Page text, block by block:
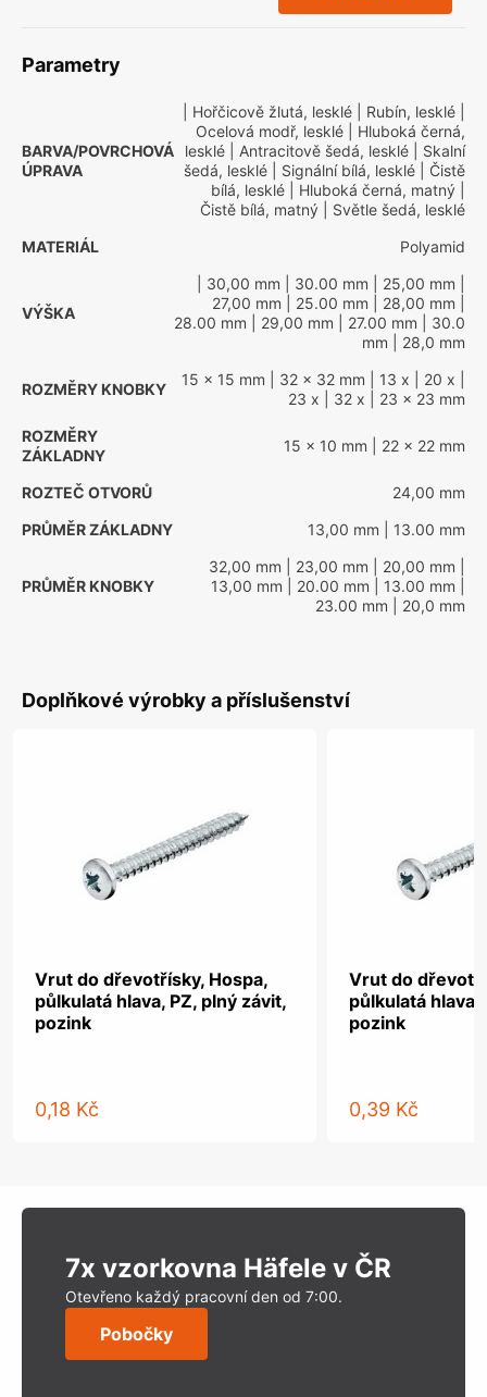
Parametry
BARVA/POVRCHOVÁ
ÚPRAVA
| Hořčicově žlutá, lesklé | Rubín, lesklé
Ocelová modř, lesklé | Hluboká černá,
lesklé | Antracitově šedá, lesklé | Skalní
šedá, lesklé | Signální bílá, lesklé | Čistě
bílá, lesklé | Hluboká černá, matný
Čistě bílá, matný | Světle šedá, lesklé
MATERIÁL
Polyamid
VÝŠKA
| 30,00 mm | 30.00 mm | 25,00 mm
27,00 mm | 25.00 mm | 28,00 mm
28.00 mm | 29,00 mm | 27.00 mm | 30.0
mm | 28,0 mm
ROZMĚRY KNOBKY
15 x 15 mm | 32 x 32 mm | 13 x | 20 x
23 x | 32 x | 23 x 23 mm
ROZMĚRY
ZÁKLADNY
15 x 10 mm | 22 x 22 mm
ROZTEČ OTVORŮ
24,00 mm
PRŮMĚR ZÁKLADNY
13,00 mm | 13.00 mm
PRŮMĚR KNOBKY
32,00 mm | 23,00 mm | 20,00 mm
13,00 mm | 20.00 mm | 13.00 mm
23.00 mm | 20,0 mm
Doplňkové výrobky a příslušenství
Vrut do dřevotřísky, Hospa,
půlkulatá hlava, PZ, plný závit,
pozink
0,18 Kč
Vrut do
půlkulatá hlava,
pozink
0,39 Kč
7x vzorkovna Häfele v ČR
Otevřeno každý pracovní den od 7:00.
Pobočky